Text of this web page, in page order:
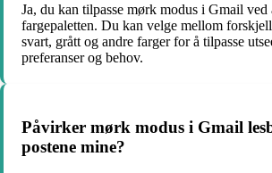
Ja, du kan tilpasse mørk modus i Gmail ved
fargepaletten. Du kan velge mellom
svart, grått og andre farger for å tilpasse
preferanser og behov.
Påvirker mørk modus i Gmail
postene mine?